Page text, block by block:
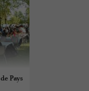
Pays